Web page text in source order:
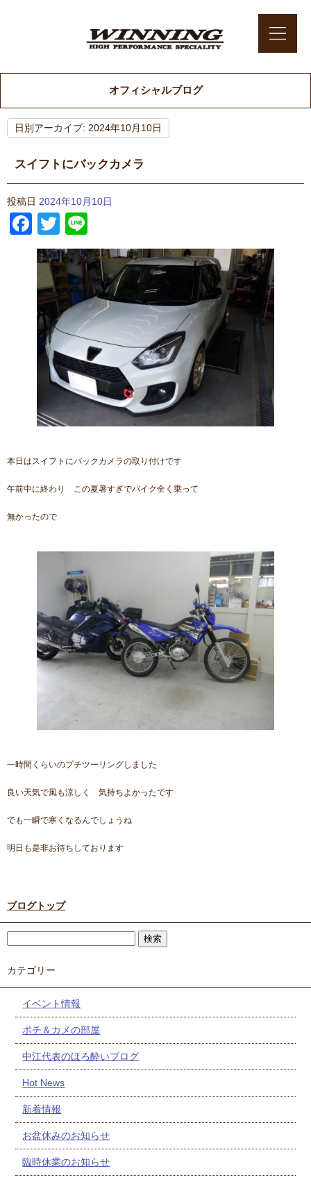
オフィシャルブログ
日別アーカイブ: 2024年10月10日
スイフトにバックカメラ
投稿日 2024年10月10日
Facebook
Twitter
本日はスイフトにバックカメラの取り付けです
午前中に終わり この夏暑すぎでバイク全く乗って
無かったので
一時間くらいのプチツーリングしました
良い天気で風も涼しく 気持ちよかったです
でも一瞬で寒くなるんでしょうね
明日も是非お待ちしております
ブログトップ
カテゴリー
イベント情報
ポチ＆カメの部屋
中江代表のほろ酔いブログ
Hot News
新着情報
お盆休みのお知らせ
臨時休業のお知らせ